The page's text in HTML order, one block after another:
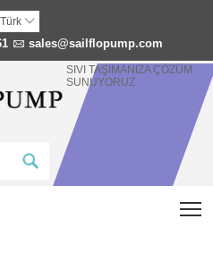
Türk 
 sales@sailflopump.com
SIVI TAŞIMANIZA ÇÖZÜM
SUNUYORUZ